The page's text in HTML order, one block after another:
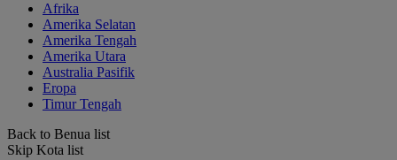
Afrika
Amerika Selatan
Amerika Tengah
Amerika Utara
Australia Pasifik
Eropa
Timur Tengah
Back to Benua list
Skip Kota list